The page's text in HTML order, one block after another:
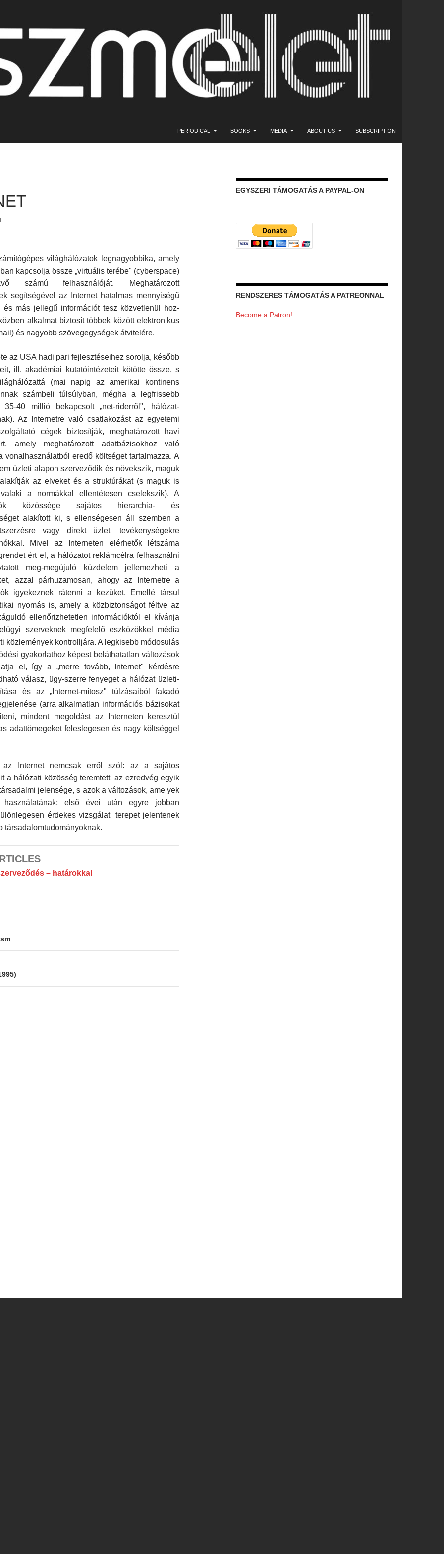
PERIODICAL
BOOKS MEDIA ABOUT US SUBSCRIPTION
világhálózatok legnagyob­bika, amely
kapcsolja össze „vir­tuális terébe" (cyberspace)
számú fel­használóját. Meghatározott
segítsé­gével az Internet hatalmas mennyiségű
és más jellegű információt tesz közvetlenül hoz­
alkalmat biztosít többek között elektronikus
és nagyobb szöveg­egységek átvitelére.
az USA hadiipari fejlesztéseihez sorolja, később
ill. akadémiai ku­tatóintézeteit kötötte össze, s
(mai napig az amerikai kontinens
számbeli túlsúlyban, mégha a legfrissebb
35-40 millió bekapcsolt „net-riderről", hálózat-
Az Internetre való csatla­kozást az egyetemi
cégek biz­tosítják, meghatározott havi
amely meghatározott adatbázisokhoz való
vonalhasználatból eredő költséget tartalmazza. A
üzleti alapon szerveződik és növek­szik, maguk
az elveket és a struktúrákat (s maguk is
a nor­mákkal ellentétesen cselekszik). A
közössége sajátos hierarchia- és
alakított ki, s ellenségesen áll szemben a
vagy direkt üzleti tevékenységekre
Mivel az Interneten elérhetők létszáma
ért el, a hálózatot rek­lámcélra felhasználni
meg-meg­újuló küzdelem jellemezheti a
azzal párhuzamosan, ahogy az Internetre a
igyekeznek rátenni a kezüket. Emellé társul
nyomás is, amely a közbiztonságot fél­tve az
ellenőrizhetetlen infor­mációktól el kívánja
szerveknek megfelelő eszközökkel média
köz­lemények kontrolljára. A legkisebb módosulás
gyakorlathoz képest beláthatatlan változások
el, így a „merre tovább, Internet" kérdésre
válasz, ügy-szerre fenyeget a hálózat üzleti-
és az „Internet-mítosz" túlzásaiból fakadó
(arra alkalmatlan információs báziso­kat
mindent megoldást az Inter­neten keresztül
adattömegeket feles­legesen és nagy költséggel
az Internet nemcsak erről szól: az a sajátos
a hálózati közösség terem­tett, az ezredvég egyik
jelensége, s azok a változások, amelyek
használatának; első évei után egyre jobban
érdekes vizsgálati terepet jelente­nek
társadalomtudományoknak.
– határokkal
EGYSZERI TÁMOGATÁS A PAYPAL-ON
RENDSZERES TÁMOGATÁS A PATREONNAL
Become a Patron!